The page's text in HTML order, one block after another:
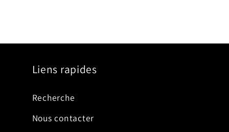
Liens rapides
Recherche
Nous contacter